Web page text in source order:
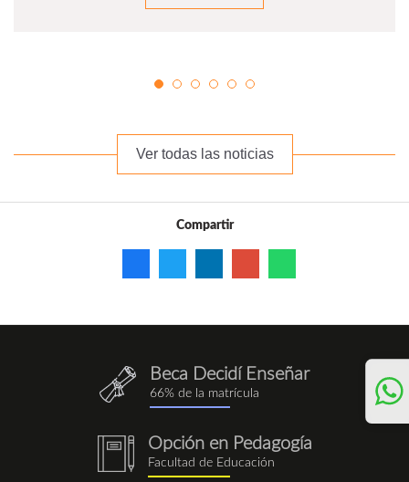
Ver todas las noticias
Compartir
QuieroEnseñar.png
Beca Decidí Enseñar
66% de la matrícula
notebookOpción en Pedagogía
Facultad de Educación